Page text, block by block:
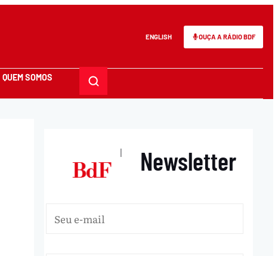
ENGLISH OUÇA A RÁDIO BDF
QUEM SOMOS
| Newsletter